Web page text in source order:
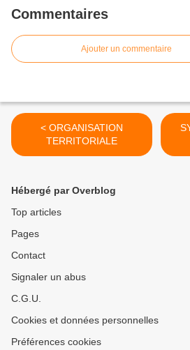
Commentaires
Ajouter un commentaire
< ORGANISATION
TERRITORIALE
Hébergé par Overblog
Top articles
Pages
Contact
Signaler un abus
C.G.U.
Cookies et données personnelles
Préférences cookies